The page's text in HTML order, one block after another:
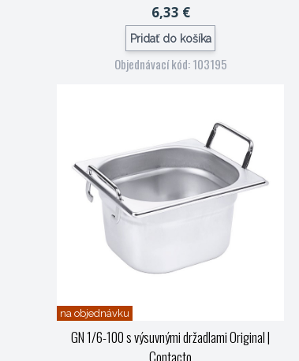
6,33 €
Pridať do košíka
Objednávací kód: 103195
na objednávku
GN 1/6-100 s výsuvnými držadlami Original|
Contacto